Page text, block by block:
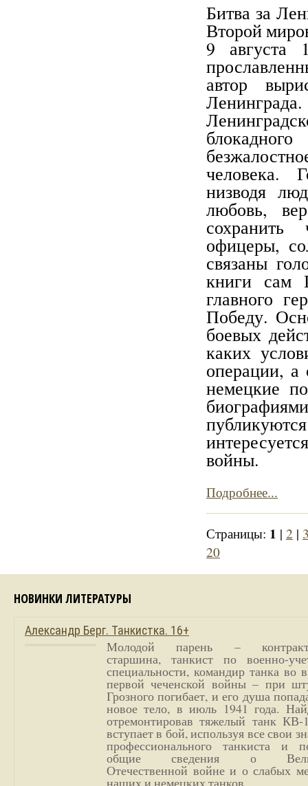
Битва за
Второй
9 августа
автор
человека.
низводя
любовь,
сохранить
офицеры,
связаны
книги сам
главного
Победу.
боевых
каких
операции, а
немецкие
войны.
Подробнее...
Страницы: 1 | 2 |
20
НОВИНКИ ЛИТЕРАТУРЫ
Александр Берг. Танкистка. 16+
Молодой парень –
старшина, танкист по военно-
специальности, командир танка во
первой чеченской войны – при
Грозного погибает, и его душа
новое тело, в июль 1941 года.
отремонтировав тяжелый танк
вступает в бой, используя все свои
профессионального танкиста и
общие сведения о
Отечественной войне и о слабых
наших и немецких танков.